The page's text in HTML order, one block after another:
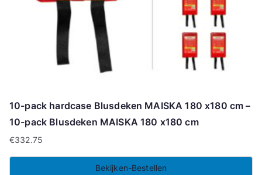
10-pack hardcase Blusdeken MAISKA 180 x180 cm –
10-pack Blusdeken MAISKA 180 x180 cm
€332.75
Bekijken-Bestellen